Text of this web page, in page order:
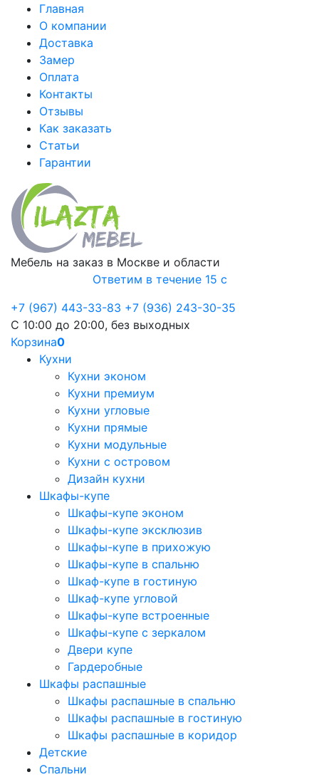
Главная
О компании
Доставка
Замер
Оплата
Контакты
Отзывы
Как заказать
Статьи
Гарантии
Мебель на заказ в Москве и области
Ответим в течение 15 с
+7 (967) 443-33-83 +7 (936) 243-30-35
С 10:00 до 20:00, без выходных
Корзина0
Кухни
Кухни эконом
Кухни премиум
Кухни угловые
Кухни прямые
Кухни модульные
Кухни с островом
Дизайн кухни
Шкафы-купе
Шкафы-купе эконом
Шкафы-купе эксклюзив
Шкафы-купе в прихожую
Шкафы-купе в спальню
Шкаф-купе в гостиную
Шкаф-купе угловой
Шкафы-купе встроенные
Шкафы-купе с зеркалом
Двери купе
Гардеробные
Шкафы распашные
Шкафы распашные в спальню
Шкафы распашные в гостиную
Шкафы распашные в коридор
Детские
Спальни